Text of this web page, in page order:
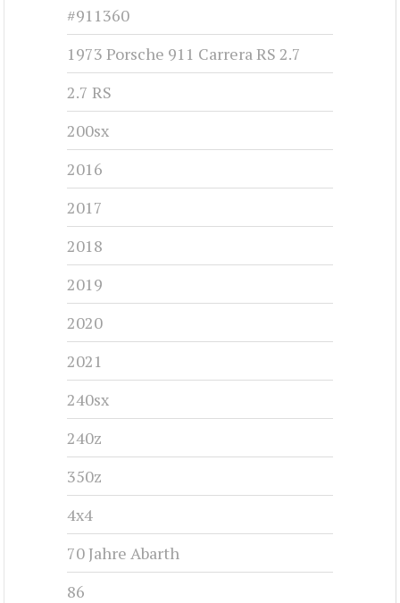
#911360
1973 Porsche 911 Carrera RS 2.7
2.7 RS
200sx
2016
2017
2018
2019
2020
2021
240sx
240z
350z
4x4
70 Jahre Abarth
86